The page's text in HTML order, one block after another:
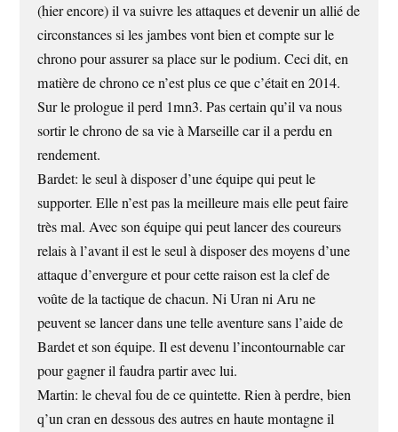
(hier encore) il va suivre les attaques et devenir un allié de
circonstances si les jambes vont bien et compte sur le
chrono pour assurer sa place sur le podium. Ceci dit, en
matière de chrono ce n’est plus ce que c’était en 2014.
Sur le prologue il perd 1mn3. Pas certain qu’il va nous
sortir le chrono de sa vie à Marseille car il a perdu en
rendement.
Bardet: le seul à disposer d’une équipe qui peut le
supporter. Elle n’est pas la meilleure mais elle peut faire
très mal. Avec son équipe qui peut lancer des coureurs
relais à l’avant il est le seul à disposer des moyens d’une
attaque d’envergure et pour cette raison est la clef de
voûte de la tactique de chacun. Ni Uran ni Aru ne
peuvent se lancer dans une telle aventure sans l’aide de
Bardet et son équipe. Il est devenu l’incontournable car
pour gagner il faudra partir avec lui.
Martin: le cheval fou de ce quintette. Rien à perdre, bien
q’un cran en dessous des autres en haute montagne il